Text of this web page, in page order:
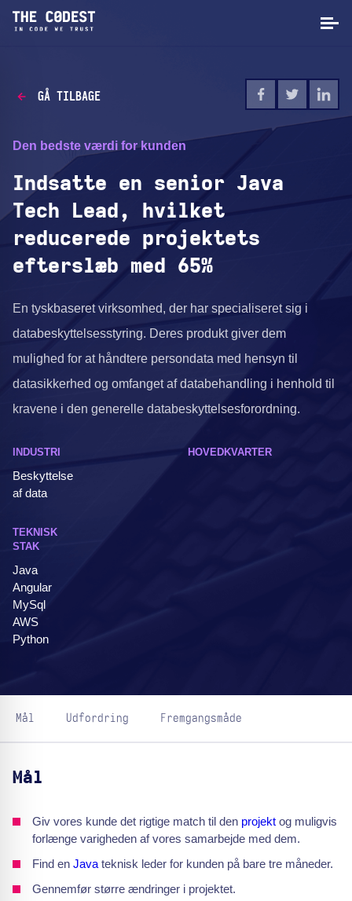
GÅ TILBAGE
Den bedste værdi for kunden
Indsatte en senior Java
Tech Lead, hvilket
reducerede projektets
efterslæb med 65%
En tyskbaseret virksomhed, der har specialiseret sig i
databeskyttelsesstyring. Deres produkt giver dem
mulighed for at håndtere persondata med hensyn til
datasikkerhed og omfanget af databehandling i henhold til
kravene i den generelle databeskyttelsesforordning.
INDUSTRI
Beskyttelse
af data
HOVEDKVARTER
TEKNISK
STAK
Java
Angular
MySql
AWS
Python
Mål Udfordring Fremgangsmåde
Mål
Giv vores kunde det rigtige match til den projekt og muligvis
forlænge varigheden af vores samarbejde med dem.
Find en Java teknisk leder for kunden på bare tre måneder.
Gennemfør større ændringer i projektet.